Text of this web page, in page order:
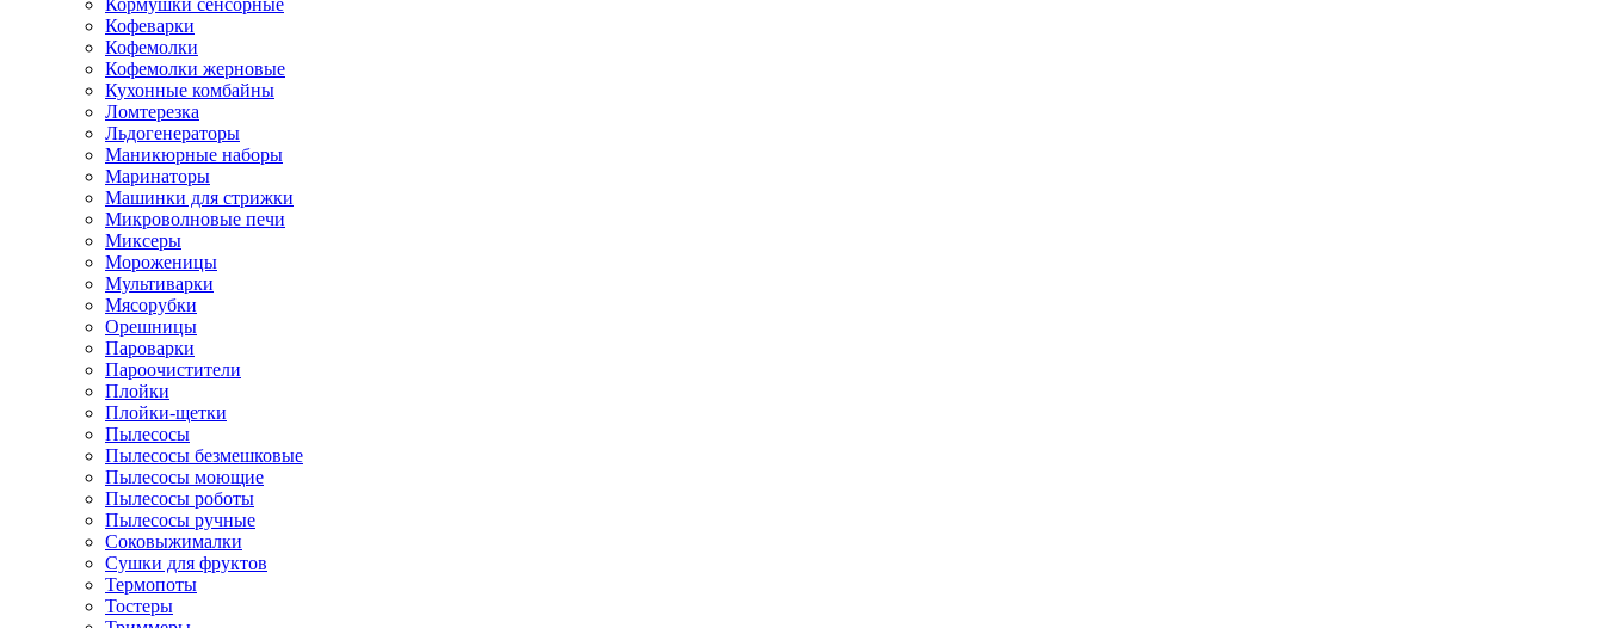
Кормушки сенсорные
Кофеварки
Кофемолки
Кофемолки жерновые
Кухонные комбайны
Ломтерезка
Льдогенераторы
Маникюрные наборы
Маринаторы
Машинки для стрижки
Микроволновые печи
Миксеры
Мороженицы
Мультиварки
Мясорубки
Орешницы
Пароварки
Пароочистители
Плойки
Плойки-щетки
Пылесосы
Пылесосы безмешковые
Пылесосы моющие
Пылесосы роботы
Пылесосы ручные
Соковыжималки
Сушки для фруктов
Термопоты
Тостеры